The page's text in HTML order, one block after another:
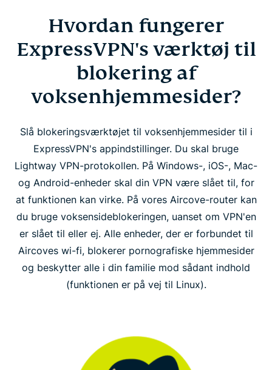
Hvordan fungerer
ExpressVPN's værktøj til
blokering af
voksenhjemmesider?
Slå blokeringsværktøjet til voksenhjemmesider til i
ExpressVPN's appindstillinger. Du skal bruge
Lightway VPN-protokollen. På Windows-, iOS-, Mac-
og Android-enheder skal din VPN være slået til, for
at funktionen kan virke. På vores Aircove-router kan
du bruge voksensideblokeringen, uanset om VPN'en
er slået til eller ej. Alle enheder, der er forbundet til
Aircoves wi-fi, blokerer pornografiske hjemmesider
og beskytter alle i din familie mod sådant indhold
(funktionen er på vej til Linux).